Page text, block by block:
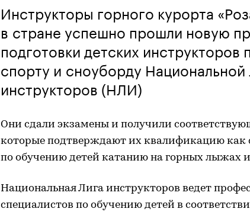
Инструкторы горного курорта
в стране успешно прошли новую
подготовки детских
спорту и сноуборду Национальной
инструкторов (НЛИ)
Они сдали экзамены и получили
которые подтверждают их квалификацию как
по обучению детей катанию на горных лыжах
Национальная Лига инструкторов ведет
специалистов по обучению детей в